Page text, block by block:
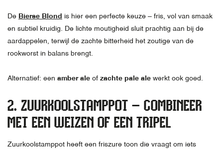
De Bierse Blond is hier een perfecte keuze – fris, vol van smaak
en subtiel kruidig. De lichte moutigheid sluit prachtig aan bij de
aardappelen, terwijl de zachte bitterheid het zoutige van de
rookworst in balans brengt.
Alternatief: een amber ale of zachte pale ale werkt ook goed.
2. ZUURKOOLSTAMPPOT – COMBINEER
MET EEN WEIZEN OF EEN TRIPEL
Zuurkoolstamppot heeft een friszure toon die vraagt om iets